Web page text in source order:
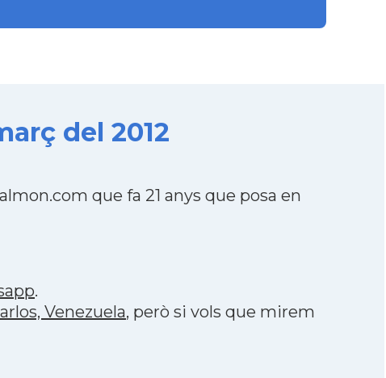
del 2012
que fa 21 anys que posa en
.
Venezuela, però si vols que mirem